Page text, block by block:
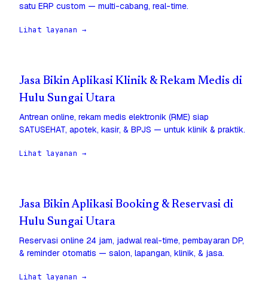
satu ERP custom — multi-cabang, real-time.
Lihat layanan →
Jasa Bikin Aplikasi Klinik & Rekam Medis di
Hulu Sungai Utara
Antrean online, rekam medis elektronik (RME) siap
SATUSEHAT, apotek, kasir, & BPJS — untuk klinik & praktik.
Lihat layanan →
Jasa Bikin Aplikasi Booking & Reservasi di
Hulu Sungai Utara
Reservasi online 24 jam, jadwal real-time, pembayaran DP,
& reminder otomatis — salon, lapangan, klinik, & jasa.
Lihat layanan →